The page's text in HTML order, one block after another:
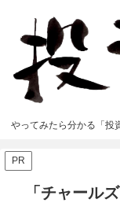
やってみたら分かる「投
PR
「チャール